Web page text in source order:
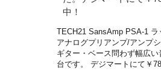
中！
TECH21 SansAmp PSA-1
アナログプリアンプ/アンプ
ギター・ベース問わず幅広
台です。 デジマートにて￥